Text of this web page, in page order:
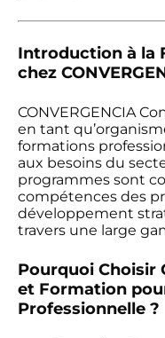
Introduction à la
chez
CONVERGENCIA
en tant
formations
aux besoins du
programmes sont
compétences des
développement
travers une large
Pourquoi Choisir
et Formation
Professionnelle ?